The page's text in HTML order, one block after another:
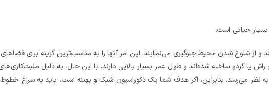
بسیار حیاتی است.
و از شلوغ شدن محیط جلوگیری می‌نمایند. این امر آنها را به مناسب‌ترین گزینه برای
گردو ساخته شده‌اند و طول عمر بسیار بالایی دارند. با این حال، به دلیل منبت‌کاری‌های
می‌رسد. بنابراین، اگر هدف شما یک دکوراسیون شیک و بهینه است، باید به سراغ خطوط